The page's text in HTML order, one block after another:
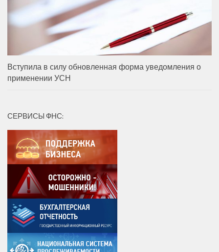
Вступила в силу обновленная форма уведомления о
применении УСН
СЕРВИСЫ ФНС: